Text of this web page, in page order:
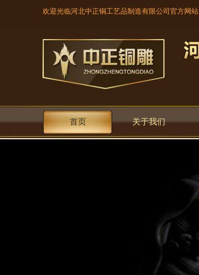
欢迎光临河北中正铜工艺品制造有限公司官方网站
首页 关于我们